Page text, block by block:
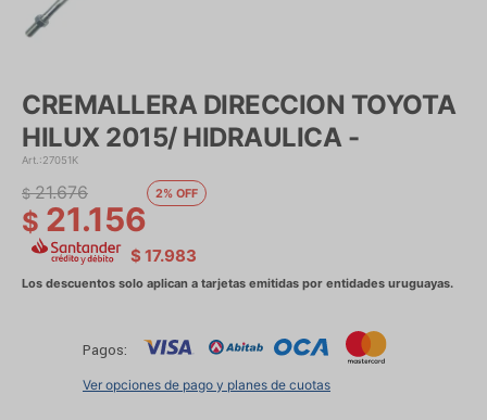
CREMALLERA DIRECCION TOYOTA
HILUX 2015/ HIDRAULICA -
27051K
$ 21.156
$ 21.676 2
$ 17.983
Pagos:
Ver opciones de pago y planes de cuotas